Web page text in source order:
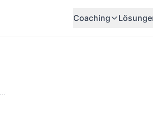
Coaching
KI Coaching: Meine Kunden bauen ihre Systeme selbst